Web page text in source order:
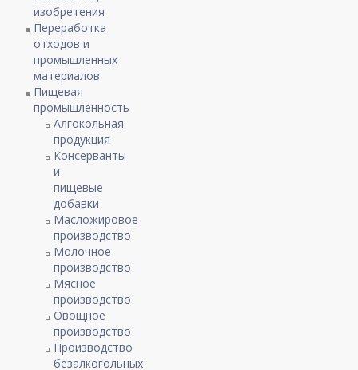
изобретения
Переработка
отходов и
промышленных
материалов
Пищевая
промышленность
Алгокольная
продукция
Консерванты
и
пищевые
добавки
Масложировое
производство
Молочное
производство
Мясное
производство
Овощное
производство
Производство
безалкогольных